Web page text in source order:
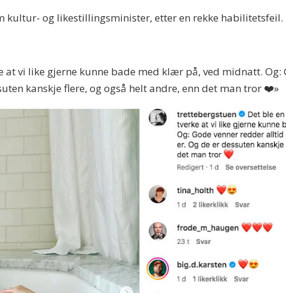
kultur- og likestillingsminister, etter en rekke habilitetsfeil.
at vi like gjerne kunne bade med klær på, ved midnatt.
kanskje flere, og også helt andre, enn det man tror ❤️»